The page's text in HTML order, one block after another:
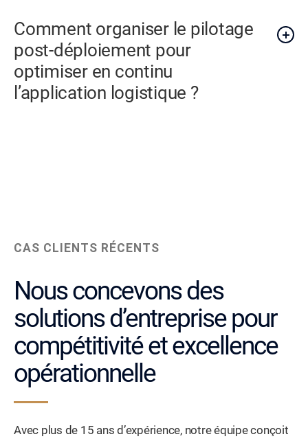
Comment organiser le pilotage
post-déploiement pour
optimiser en continu
l’application logistique ?
CAS CLIENTS RÉCENTS
Nous concevons des
solutions d’entreprise pour
compétitivité et excellence
opérationnelle
Avec plus de 15 ans d’expérience, notre équipe conçoit